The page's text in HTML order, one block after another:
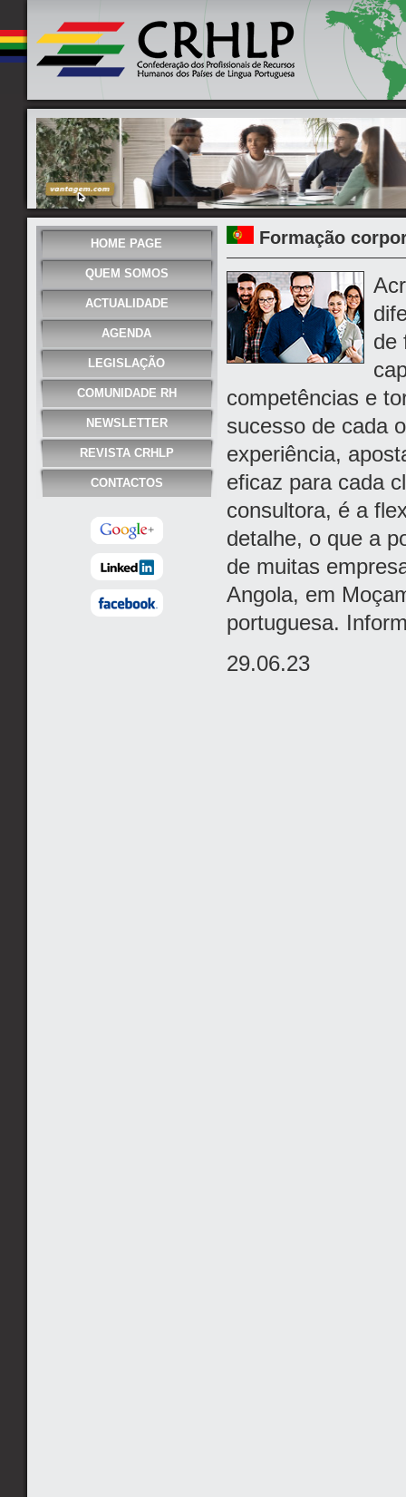
HOME PAGE
QUEM SOMOS
ACTUALIDADE
AGENDA
LEGISLAÇÃO
COMUNIDADE RH
NEWSLETTER
REVISTA CRHLP
CONTACTOS
Formação
de
competências e
sucesso de cada
experiência,
eficaz para cada
consultora, é a
detalhe, o que a
de muitas
Angola, em
portuguesa.
29.06.23